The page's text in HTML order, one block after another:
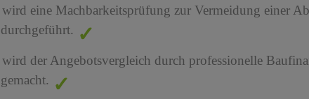
wird eine Machbarkeitsprüfung zur Vermeidung einer
durchgeführt.
wird der Angebotsvergleich durch professionelle
gemacht.